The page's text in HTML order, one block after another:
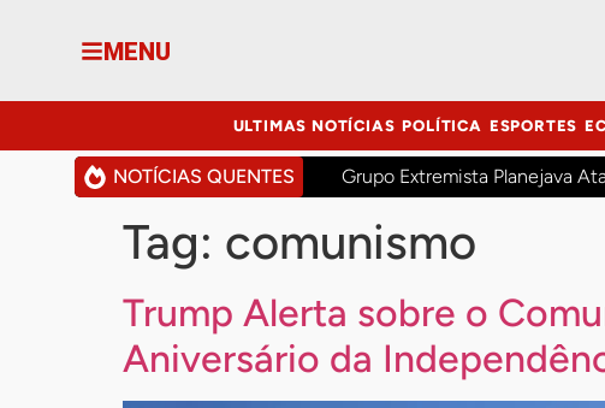
MENU
ULTIMAS NOTÍCIAS POLÍTICA ESPORTES
NOTÍCIAS QUENTES Grupo Extremista Planejava
Tag: comunismo
Trump Alerta sobre o
Aniversário da